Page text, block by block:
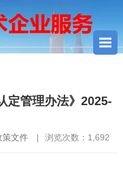
定管理办法》2025-
策文件 | 浏览次数： 1,692